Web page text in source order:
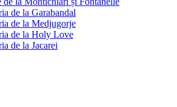
de la Garabandal
de la Medjugorje
de la Holy Love
de la Jacarei